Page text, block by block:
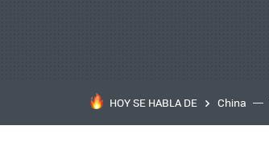
HOY SE HABLA DE China